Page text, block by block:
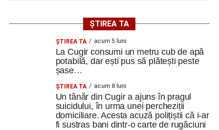
ȘTIREA TA
ȘTIREA TA acum 5 luni
La Cugir consumi un metru cub de apă
potabilă, dar ești pus să plătești peste
șase…
ȘTIREA TA acum 8 luni
Un tânăr din Cugir a ajuns în pragul
suicidului, în urma unei percheziții
domiciliare. Acesta acuză polițiștii că i-ar
fi sustras bani dintr-o carte de rugăciuni